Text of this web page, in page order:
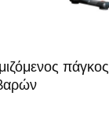
πάγκος